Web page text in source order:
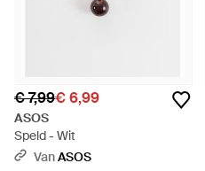
€ 7,99€ 6,99
ASOS
Speld - Wit
VanASOS